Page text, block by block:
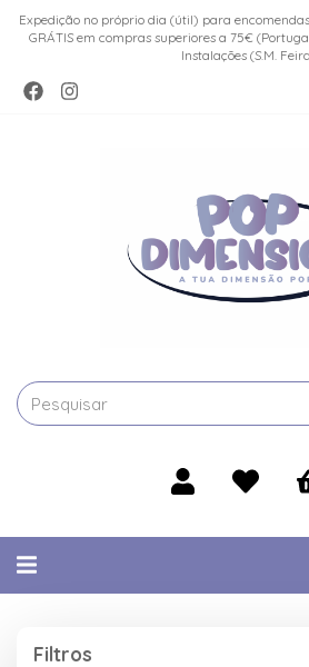
Expedição no próprio dia (útil) para encomendas
GRÁTIS em compras superiores a 75€
Instalações (S.M.
Alternar
Filtros